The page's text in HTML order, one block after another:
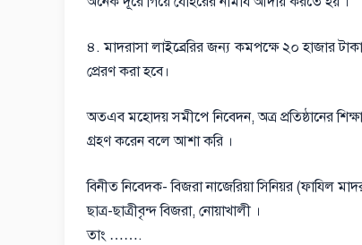
৪. মাদরাসা লাইব্রেরির জন্য কমপক্ষে ২০ হাজার
প্রেরণ করা হবে।
অতএব মহোদয় সমীপে নিবেদন, অত্র প্রতিষ্ঠানের
গ্রহণ করেন বলে আশা করি ।
বিনীত নিবেদক- বিজরা নাজেরিয়া সিনিয়র (ফাযিল
ছাত্র-ছাত্রীবৃন্দ বিজরা, নোয়াখালী ।
তাং …….